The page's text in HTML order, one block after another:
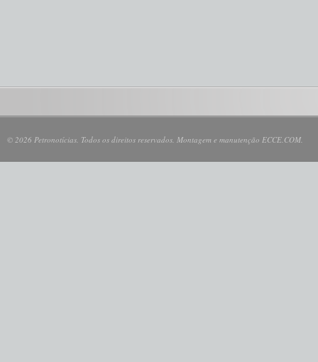
© 2026 Petronotícias. Todos os direitos reservados. Montagem e manutenção ECCE.COM.